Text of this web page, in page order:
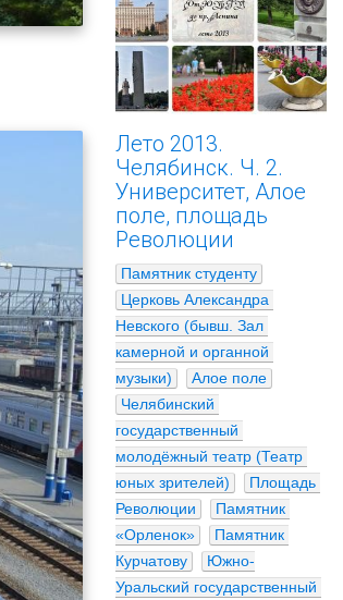
Лето 2013.
Челябинск. Ч. 2.
Университет, Алое
поле, площадь
Революции
Памятник студенту
Церковь Александра
Невского (бывш. Зал
камерной и органной
музыки)
Алое поле
Челябинский
государственный
молодёжный театр (Театр
юных зрителей)
Площадь
Революции
Памятник
«Орленок»
Памятник
Курчатову
Южно-
Уральский государственный